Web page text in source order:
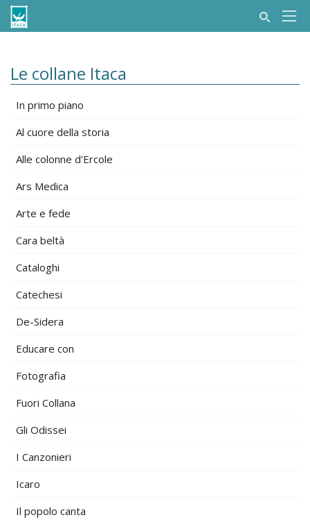
Le collane Itaca
In primo piano
Al cuore della storia
Alle colonne d'Ercole
Ars Medica
Arte e fede
Cara beltà
Cataloghi
Catechesi
De-Sidera
Educare con
Fotografia
Fuori Collana
Gli Odissei
I Canzonieri
Icaro
Il popolo canta